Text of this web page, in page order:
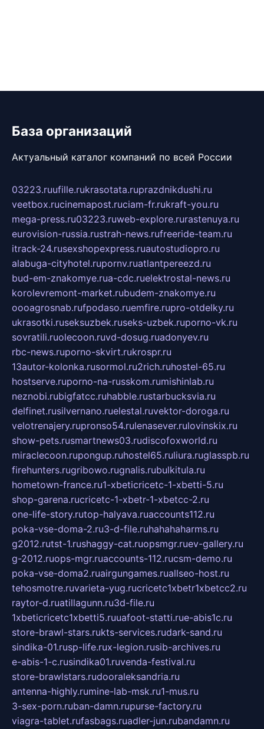
База организаций
Актуальный каталог компаний по всей России
03223.ruufille.rukrasotata.ruprazdnikdushi.ru
veetbox.rucinemapost.ruciam-fr.rukraft-you.ru
mega-press.ru03223.ruweb-explore.rurastenuya.ru
eurovision-russia.rustrah-news.rufreeride-team.ru
itrack-24.rusexshopexpress.ruautostudiopro.ru
alabuga-cityhotel.rupornv.ruatlantpereezd.ru
bud-em-znakomye.rua-cdc.ruelektrostal-news.ru
korolevremont-market.rubudem-znakomye.ru
oooagrosnab.rufpodaso.ruemfire.rupro-otdelky.ru
ukrasotki.ruseksuzbek.ruseks-uzbek.ruporno-vk.ru
sovratili.ruolecoon.ruvd-dosug.ruadonyev.ru
rbc-news.ruporno-skvirt.rukrospr.ru
13autor-kolonka.rusormol.ru2rich.ruhostel-65.ru
hostserve.ruporno-na-russkom.rumishinlab.ru
neznobi.rubigfatcc.ruhabble.rustarbucksvia.ru
delfinet.rusilvernano.ruelestal.ruvektor-doroga.ru
velotrenajery.rupronso54.rulenasever.rulovinskix.ru
show-pets.rusmartnews03.rudiscofoxworld.ru
miraclecoon.rupongup.ruhostel65.ruliura.ruglasspb.ru
firehunters.rugribowo.rugnalis.rubulkitula.ru
hometown-france.ru1-xbeticricetc-1-xbetti-5.ru
shop-garena.rucricetc-1-xbetr-1-xbetcc-2.ru
one-life-story.rutop-halyava.ruaccounts112.ru
poka-vse-doma-2.ru3-d-file.ruhahahaharms.ru
g2012.rutst-1.rushaggy-cat.ruopsmgr.ruev-gallery.ru
g-2012.ruops-mgr.ruaccounts-112.rucsm-demo.ru
poka-vse-doma2.ruairgungames.ruallseo-host.ru
tehosmotre.ruvarieta-yug.rucricetc1xbetr1xbetcc2.ru
raytor-d.ruatillagunn.ru3d-file.ru
1xbeticricetc1xbetti5.ruuafoot-statti.rue-abis1c.ru
store-brawl-stars.rukts-services.rudark-sand.ru
sindika-01.rusp-life.rux-legion.rusib-archives.ru
e-abis-1-c.rusindika01.ruvenda-festival.ru
store-brawlstars.rudooraleksandria.ru
antenna-highly.rumine-lab-msk.ru1-mus.ru
3-sex-porn.ruban-damn.rupurse-factory.ru
viagra-tablet.rufasbags.ruadler-jun.rubandamn.ru